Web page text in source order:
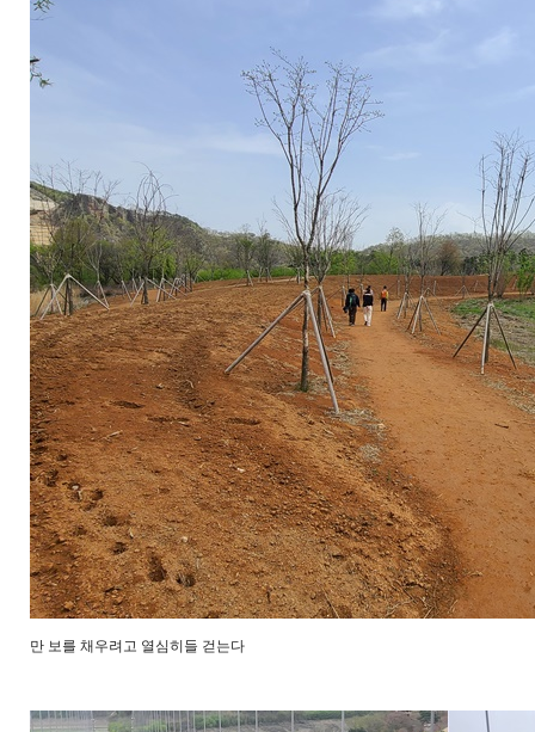
만 보를 채우려고 열심히들 걷는다